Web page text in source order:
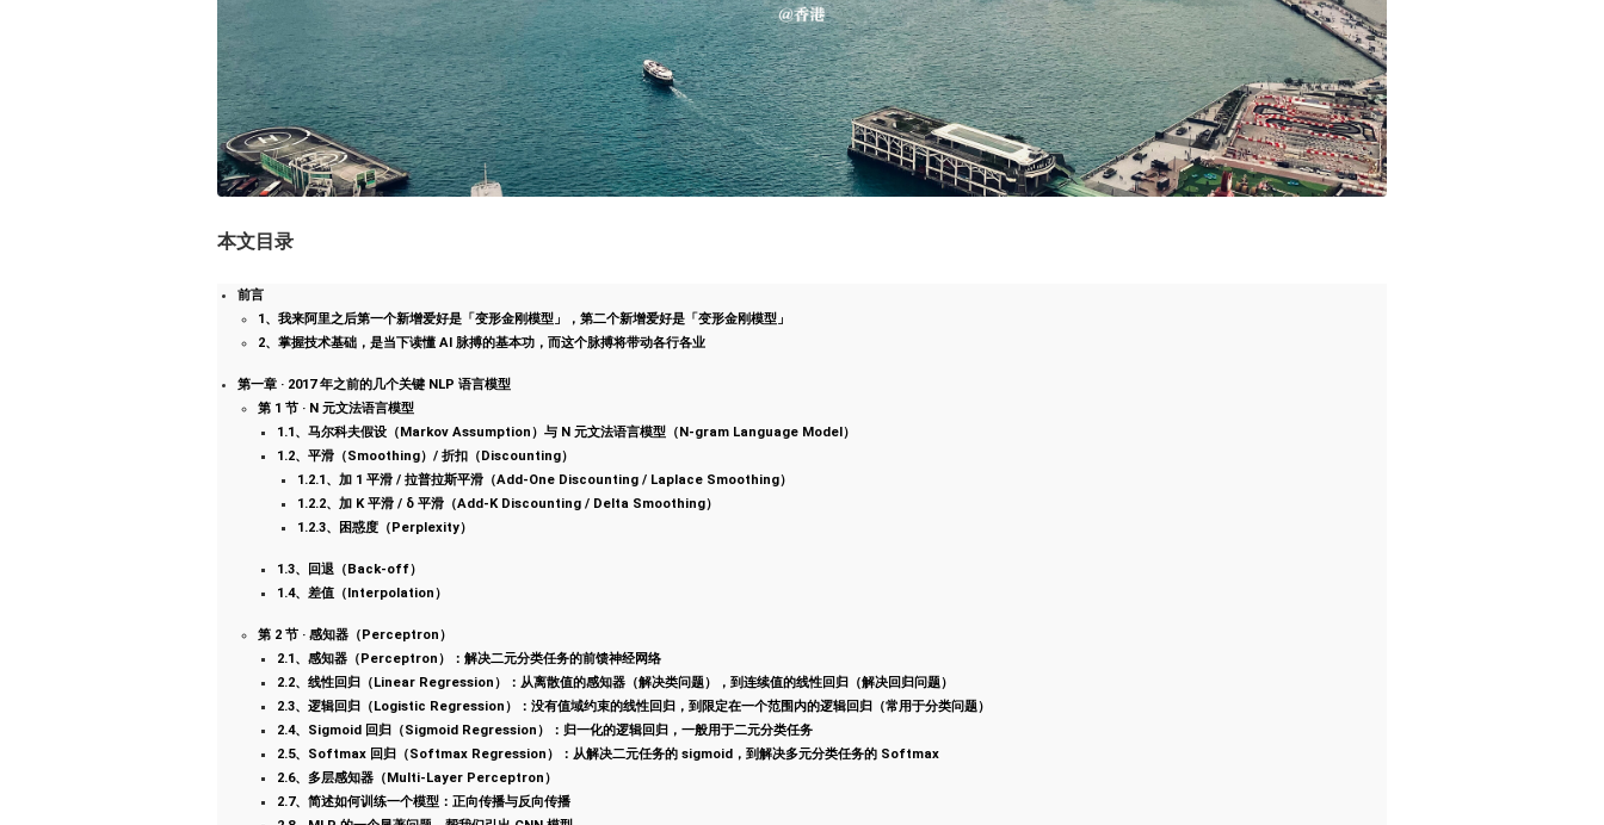
本文目录
前言
1、我来阿里之后第一个新增爱好是「变形金刚模型」，第二个新增爱好是「变形金刚模型」
2、掌握技术基础，是当下读懂 AI 脉搏的基本功，而这个脉搏将带动各行各业
第一章 · 2017 年之前的几个关键 NLP 语言模型
第 1 节 · N 元文法语言模型
1.1、马尔科夫假设（Markov Assumption）与 N 元文法语言模型（N-gram Language Model）
1.2、平滑（Smoothing）/ 折扣（Discounting）
1.2.1、加 1 平滑 / 拉普拉斯平滑（Add-One Discounting / Laplace Smoothing）
1.2.2、加 K 平滑 / δ 平滑（Add-K Discounting / Delta Smoothing）
1.2.3、困惑度（Perplexity）
1.3、回退（Back-off）
1.4、差值（Interpolation）
第 2 节 · 感知器（Perceptron）
2.1、感知器（Perceptron）：解决二元分类任务的前馈神经网络
2.2、线性回归（Linear Regression）：从离散值的感知器（解决类问题），到连续值的线性回归（解决回归问题）
2.3、逻辑回归（Logistic Regression）：没有值域约束的线性回归，到限定在一个范围内的逻辑回归（常用于分类问题）
2.4、Sigmoid 回归（Sigmoid Regression）：归一化的逻辑回归，一般用于二元分类任务
2.5、Softmax 回归（Softmax Regression）：从解决二元任务的 sigmoid，到解决多元分类任务的 Softmax
2.6、多层感知器（Multi-Layer Perceptron）
2.7、简述如何训练一个模型：正向传播与反向传播